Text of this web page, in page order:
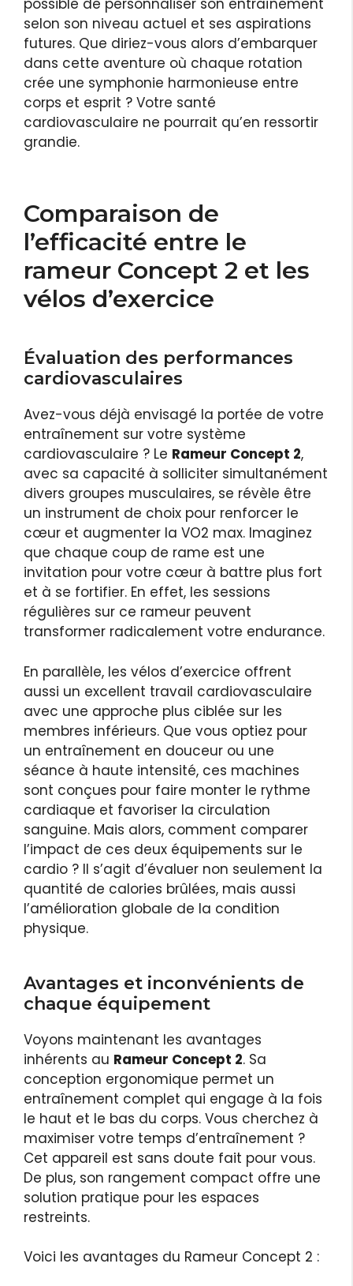
possible de personnaliser son entraînement
selon son niveau actuel et ses aspirations
futures. Que diriez-vous alors d’embarquer
dans cette aventure où chaque rotation
crée une symphonie harmonieuse entre
corps et esprit ? Votre santé
cardiovasculaire ne pourrait qu’en ressortir
grandie.
Comparaison de
l’efficacité entre le
rameur Concept 2 et les
vélos d’exercice
Évaluation des performances
cardiovasculaires
Avez-vous déjà envisagé la portée de votre
entraînement sur votre système
cardiovasculaire ? Le Rameur Concept 2,
avec sa capacité à solliciter simultanément
divers groupes musculaires, se révèle être
un instrument de choix pour renforcer le
cœur et augmenter la VO2 max. Imaginez
que chaque coup de rame est une
invitation pour votre cœur à battre plus fort
et à se fortifier. En effet, les sessions
régulières sur ce rameur peuvent
transformer radicalement votre endurance.
En parallèle, les vélos d’exercice offrent
aussi un excellent travail cardiovasculaire
avec une approche plus ciblée sur les
membres inférieurs. Que vous optiez pour
un entraînement en douceur ou une
séance à haute intensité, ces machines
sont conçues pour faire monter le rythme
cardiaque et favoriser la circulation
sanguine. Mais alors, comment comparer
l’impact de ces deux équipements sur le
cardio ? Il s’agit d’évaluer non seulement la
quantité de calories brûlées, mais aussi
l’amélioration globale de la condition
physique.
Avantages et inconvénients de
chaque équipement
Voyons maintenant les avantages
inhérents au Rameur Concept 2. Sa
conception ergonomique permet un
entraînement complet qui engage à la fois
le haut et le bas du corps. Vous cherchez à
maximiser votre temps d’entraînement ?
Cet appareil est sans doute fait pour vous.
De plus, son rangement compact offre une
solution pratique pour les espaces
restreints.
Voici les avantages du Rameur Concept 2 :